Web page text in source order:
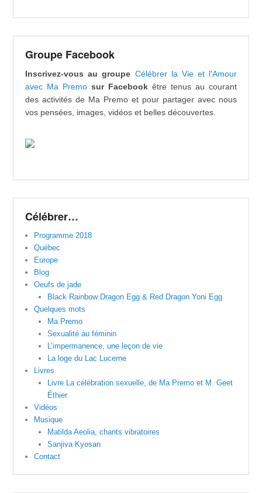
Groupe Facebook
Inscrivez-vous au groupe Célébrer la Vie et l'Amour
avec Ma Premo sur Facebook être tenus au courant
des activités de Ma Premo et pour partager avec nous
vos pensées, images, vidéos et belles découvertes.
Célébrer…
Programme 2018
Québec
Europe
Blog
Oeufs de jade
Black Rainbow Dragon Egg & Red Dragon Yoni Egg
Quelques mots
Ma Premo
Sexualité au féminin
L’impermanence, une leçon de vie
La loge du Lac Lucerne
Livres
Livre La célébration sexuelle, de Ma Premo et M. Geet
Éthier
Vidéos
Musique
Matilda Aeolia, chants vibratoires
Sanjiva Kyosan
Contact